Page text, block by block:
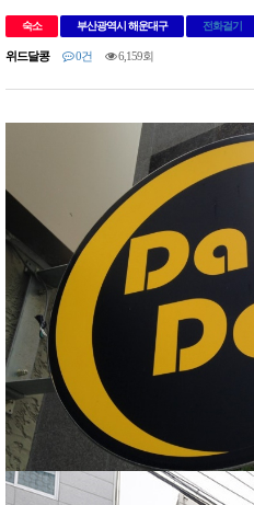
숙소 부산광역시 해운대구 전화걸기
위드달콩 0건 6,159회